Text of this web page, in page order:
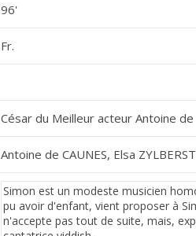
96'
Fr.
César du Meilleur acteur Antoine
Antoine de CAUNES, Elsa